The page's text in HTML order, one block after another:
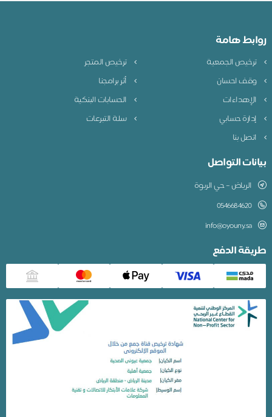
روابط هامة
ترخيص الجمعية
ترخيص المتجر
وقف احسان
أثر برامجنا
الإهداءات
الحسابات البنكية
إدارة حسابي
سلة التبرعات
اتصل بنا
بيانات التواصل
الرياض – حي الربوة
0546684620
info@oyouny.sa
طريقة الدفع